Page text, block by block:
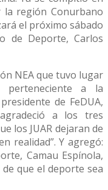
la región Conurbano
el próximo sábado
de Deporte, Carlos
NEA que tuvo lugar
perteneciente a la
de FeDUA,
a los tres
los JUAR dejaran de
realidad”. Y agregó:
Camau Espínola,
que el deporte sea